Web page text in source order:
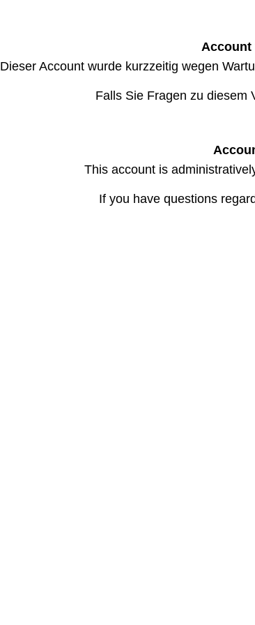
Account
Dieser Account wurde kurzzeitig wegen
Falls Sie Fragen zu diesem
This account is
If you have questions